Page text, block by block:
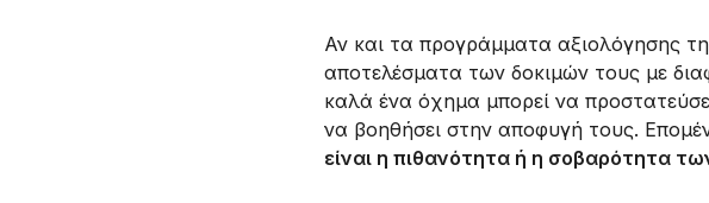
Αν και τα προγράμματα αξιολόγησης
αποτελέσματα των δοκιμών τους με
καλά ένα όχημα μπορεί να
να βοηθήσει στην αποφυγή τους.
είναι η πιθανότητα ή η σοβαρότητα